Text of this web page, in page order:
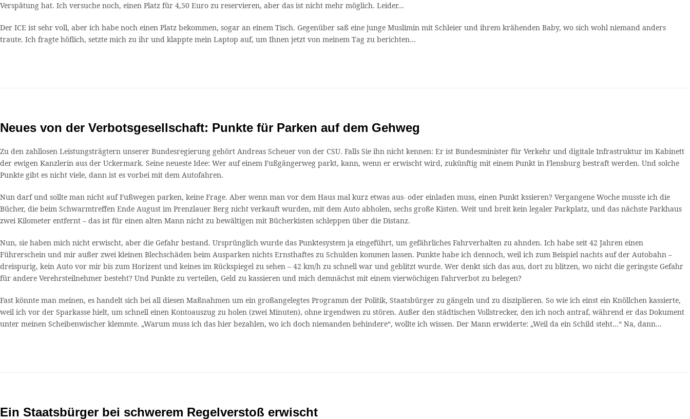
Verspätung hat. Ich versuche noch, einen Platz für 4,50 Euro zu reservieren, aber das ist nicht mehr möglich. Leider…
Der ICE ist sehr voll, aber ich habe noch einen Platz bekommen, sogar an einem Tisch. Gegenüber saß eine junge Muslimin mit Schleier und ihrem krähenden Baby, wo sich wohl niemand anders
traute. Ich fragte höflich, setzte mich zu ihr und klappte mein Laptop auf, um Ihnen jetzt von meinem Tag zu berichten…
Neues von der Verbotsgesellschaft: Punkte für Parken auf dem Gehweg
Zu den zahllosen Leistungsträgtern unserer Bundesregierung gehört Andreas Scheuer von der CSU. Falls Sie ihn nicht kennen: Er ist Bundesminister für Verkehr und digitale Infrastruktur im Kabinett
der ewigen Kanzlerin aus der Uckermark. Seine neueste Idee: Wer auf einem Fußgängerweg parkt, kann, wenn er erwischt wird, zukünftig mit einem Punkt in Flensburg bestraft werden. Und solche
Punkte gibt es nicht viele, dann ist es vorbei mit dem Autofahren.
Nun darf und sollte man nicht auf Fußwegen parken, keine Frage. Aber wenn man vor dem Haus mal kurz etwas aus- oder einladen muss, einen Punkt kssieren? Vergangene Woche musste ich die
Bücher, die beim Schwarmtreffen Ende August im Prenzlauer Berg nicht verkauft wurden, mit dem Auto abholen, sechs große Kisten. Weit und breit kein legaler Parkplatz, und das nächste Parkhaus
zwei Kilometer entfernt – das ist für einen alten Mann nicht zu bewältigen mit Bücherkisten schleppen über die Distanz.
Nun, sie haben mich nicht erwischt, aber die Gefahr bestand. Ursprünglich wurde das Punktesystem ja eingeführt, um gefährliches Fahrverhalten zu ahnden. Ich habe seit 42 Jahren einen
Führerschein und mir außer zwei kleinen Blechschäden beim Ausparken nichts Ernsthaftes zu Schulden kommen lassen. Punkte habe ich dennoch, weil ich zum Beispiel nachts auf der Autobahn –
dreispurig, kein Auto vor mir bis zum Horizent und keines im Rückspiegel zu sehen – 42 km/h zu schnell war und geblitzt wurde. Wer denkt sich das aus, dort zu blitzen, wo nicht die geringste Gefahr
für andere Verehrsteilnehmer besteht? Und Punkte zu verteilen, Geld zu kassieren und mich demnächst mit einem vierwöchigen Fahrverbot zu belegen?
Fast könnte man meinen, es handelt sich bei all diesen Maßnahmen um ein großangelegtes Programm der Politik, Staatsbürger zu gängeln und zu disziplieren. So wie ich einst ein Knöllchen kassierte,
weil ich vor der Sparkasse hielt, um schnell einen Kontoauszug zu holen (zwei Minuten), ohne irgendwen zu stören. Außer den städtischen Vollstrecker, den ich noch antraf, während er das Dokument
unter meinen Scheibenwischer klemmte. „Warum muss ich das hier bezahlen, wo ich doch niemanden behindere“, wollte ich wissen. Der Mann erwiderte: „Weil da ein Schild steht…“ Na, dann…
Ein Staatsbürger bei schwerem Regelverstoß erwischt